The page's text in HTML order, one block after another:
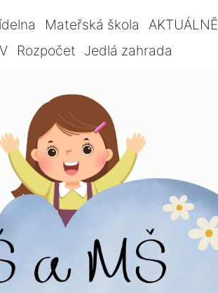
Mateřská škola AKTUÁLNĚ
Rozpočet Jedlá zahrada